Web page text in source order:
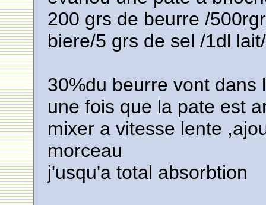
200 grs de beurre /
biere/5 grs de sel /1dl
30%du beurre vont dans
une fois que la pate est
mixer a vitesse lente
morceau
j'usqu'a total absorbtion